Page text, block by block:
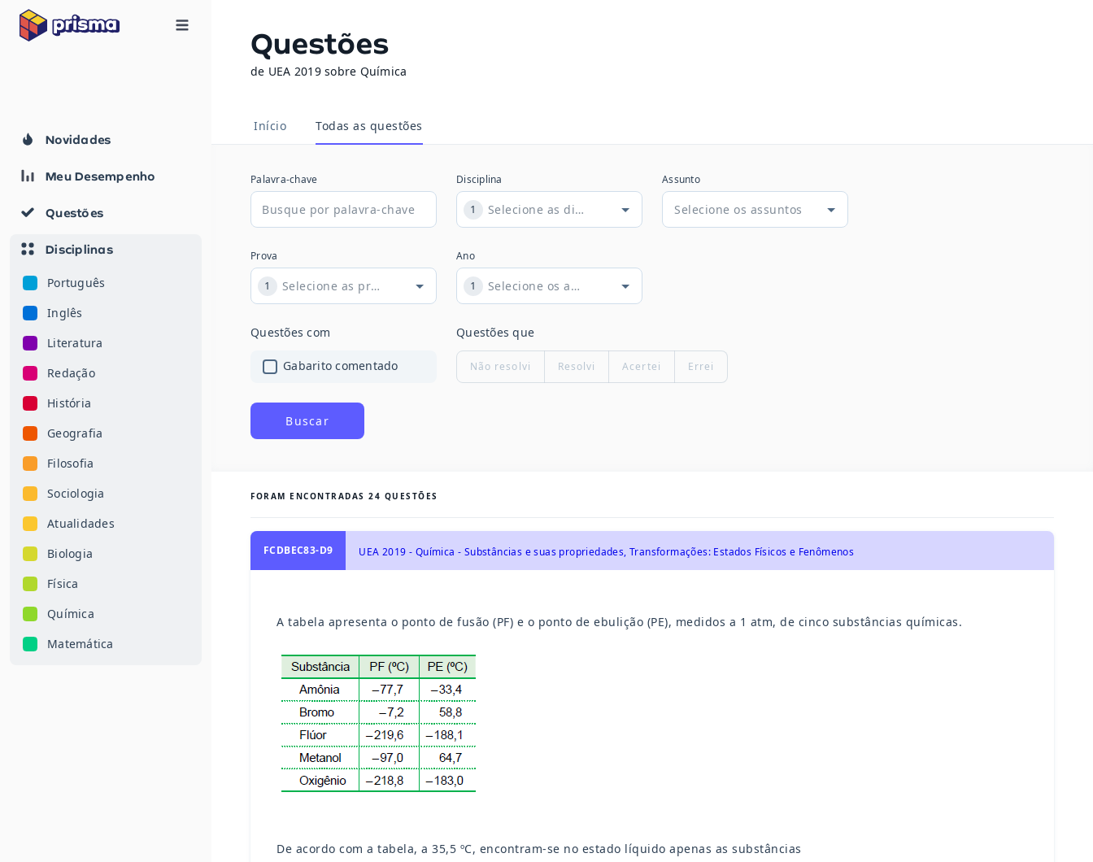
Novidades
Meu Desempenho
Questões
Disciplinas
Português
Inglês
Literatura
Redação
História
Geografia
Filosofia
Sociologia
Atualidades
Biologia
Física
Química
Matemática
Questões
de UEA 2019 sobre Química
Início Todas as questões
Palavra-chave Disciplina
1
Assunto
Prova
1
Ano
1
Questões com
Gabarito comentado
Questões que
Não resolvi Resolvi Acertei Errei
Buscar
FORAM ENCONTRADAS 24 QUESTÕES
FCDBEC83-D9 UEA 2019 - Química - Substâncias e suas propriedades, Transformações: Estados Físicos e Fenômenos
A tabela apresenta o ponto de fusão (PF) e o ponto de ebulição (PE), medidos a 1 atm, de cinco substâncias químicas.
De acordo com a tabela, a 35,5 ºC, encontram-se no estado líquido apenas as substâncias